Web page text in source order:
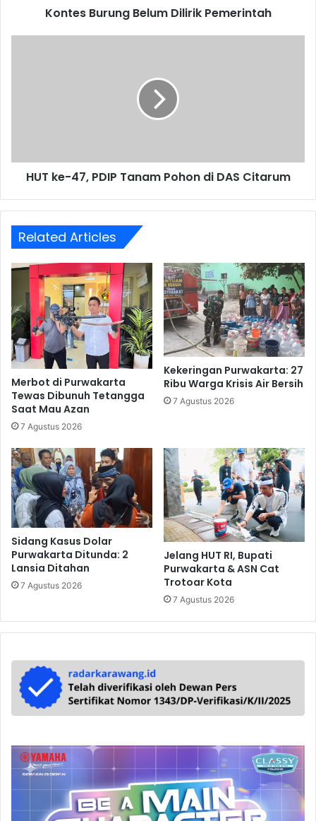
Kontes Burung Belum Dilirik Pemerintah
Citarum
HUT ke-47, PDIP Tanam Pohon di DAS Citarum
Related Articles
Merbot di Purwakarta
Tewas Dibunuh Tetangga
Saat Mau Azan
7 Agustus 2026
Kekeringan Purwakarta: 27
Ribu Warga Krisis Air Bersih
7 Agustus 2026
Sidang Kasus Dolar
Purwakarta Ditunda: 2
Lansia Ditahan
7 Agustus 2026
Jelang HUT RI, Bupati
Purwakarta & ASN Cat
Trotoar Kota
7 Agustus 2026